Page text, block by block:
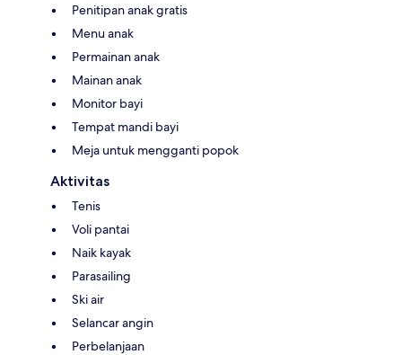
Penitipan anak gratis
Menu anak
Permainan anak
Mainan anak
Monitor bayi
Tempat mandi bayi
Meja untuk mengganti popok
Aktivitas
Tenis
Voli pantai
Naik kayak
Parasailing
Ski air
Selancar angin
Perbelanjaan